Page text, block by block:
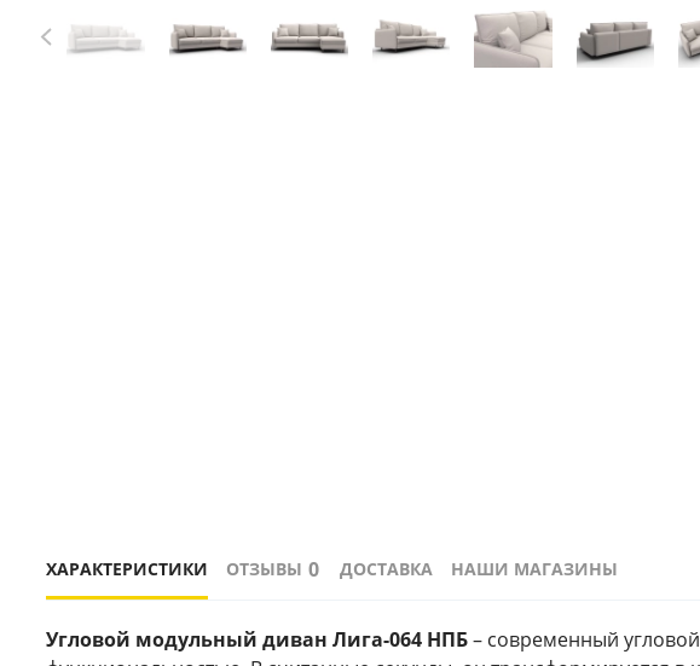
ХАРАКТЕРИСТИКИ ОТЗЫВЫ 0 ДОСТАВКА НАШИ МАГАЗИНЫ
Угловой модульный диван Лига-064 НПБ – современный